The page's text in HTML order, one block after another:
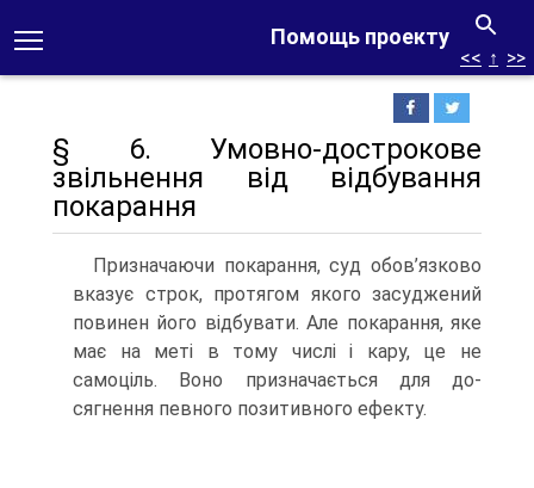
Помощь проекту
<< ↑ >>
§ 6. Умовно-дострокове
звільнення від відбування
покарання
Призначаючи покарання, суд обов’язково
вказує строк, протягом якого засуджений
повинен його відбувати. Але покарання, яке
має на меті в тому числі і кару, це не
самоціль. Воно призначається для до­
сягнення певного позитивного ефекту.